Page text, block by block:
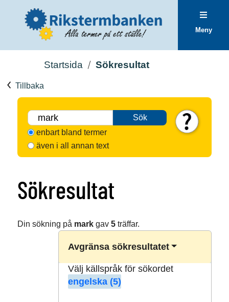
Meny
Startsida Sökresultat
Tillbaka
Sök
enbart bland termer
även i all annan text
Sökresultat
Din sökning på markgav 5träffar.
Avgränsa sökresultatet
Välj källspråk för sökordet
engelska (5)